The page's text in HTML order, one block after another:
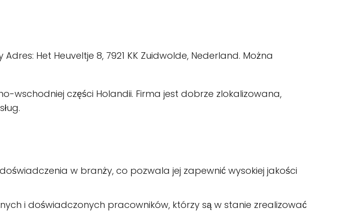
Het Heuveltje 8, 7921 KK Zuidwolde, Nederland. Można
wschodniej części Holandii. Firma jest dobrze zlokalizowana,
w branży, co pozwala jej zapewnić wysokiej jakości
i doświadczonych pracowników, którzy są w stanie zrealizować